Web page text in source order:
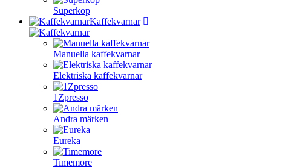
Superkop
Kaffekvarnar
Manuella kaffekvarnar
Elektriska kaffekvarnar
1Zpresso
Andra märken
Eureka
Timemore